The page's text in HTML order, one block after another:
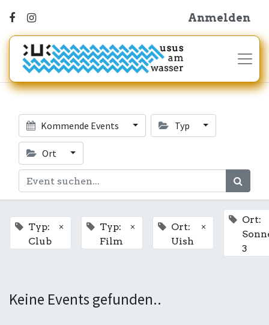
Anmelden
Kommende Events Typ
Ort
Typ:
Club
×
Typ:
Film
×
Ort:
Uish
×
Ort:
3
Keine Events gefunden..